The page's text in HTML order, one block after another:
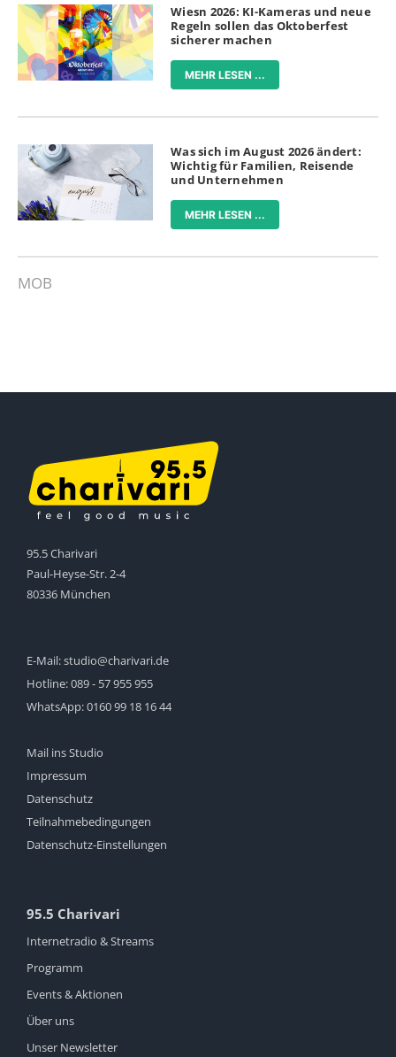
Wiesn 2026: KI-Kameras und neue
Regeln sollen das Oktoberfest
sicherer machen
MEHR LESEN ...
Was sich im August 2026 ändert:
Wichtig für Familien, Reisende
und Unternehmen
MEHR LESEN ...
MOB
95.5 Charivari
Paul-Heyse-Str. 2-4
80336 München
E-Mail:studio@charivari.de
Hotline:089 - 57 955 955
WhatsApp:0160 99 18 16 44
Mail ins Studio
Impressum
Datenschutz
Teilnahmebedingungen
Datenschutz-Einstellungen
95.5 Charivari
Internetradio & Streams
Programm
Events & Aktionen
Über uns
Unser Newsletter